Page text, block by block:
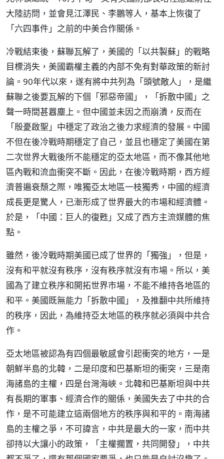
大陸訪問，並會見江澤民、李鵬等人，基本上恢復了
「六四事件」之前的中美合作關係。
冷戰結束後，蘇聯瓦解了，美國的「以共製蘇」的戰略
目標消失，美國霸權主義的內部不免有對華政策的新討
論。90年代以來，遂有將中共列為「頭號敵人」，是繼
蘇聯之後要瓦解的下個「邪惡帝國」，「拆散中國」之
聲一時間甚囂塵上。但中國並未因之而崩潰，反而在
「殷憂啟聖」中穩定了政治之後力求經濟的發展。中國
不但在後冷戰時期穩定了自己，並且也穩定了美國在第
二次世界大戰後所不能穩定的亞太地區，而不像其他地
區內戰和流血衝突不斷。因此，在後冷戰時期，西方經
濟普遍衰頹之際，唯獨亞太地區一枝獨秀，中國的經濟
成長更是驚人，已漸形成了世界最大的市場和經濟體。
於是，「中國：巨人的復甦」又成了西方主流媒體的焦
點。
雖然，後冷戰時期美國已成了世界的「獨強」，但是，
沒有和平就沒有秩序，沒有秩序就沒有市場。所以，美
國為了建立秩序和開拓世界市場，不能不維持各地區的
和平。美國既無能力「拆散中國」，及推翻中共所維持
的秩序，因此，為維持亞太地區的秩序就必須與中共合
作。
亞太地區被認為有四個最敏感會引起衝突的地方，一是
朝鮮半島的北韓，二是印度和巴基斯坦的衝突，三是南
海諸島的主權，四是台灣海峽。北韓和巴基斯坦與中共
有長期的軍事、經濟合作的關係，美國失去了中共的合
作，是不可能建立這兩個地方的秩序與和平的。南海諸
島的主權之爭，不可諱言，中共是最大的一家，而中共
卻持以大讓小的政策，「主權擱置，共同開發」，中共